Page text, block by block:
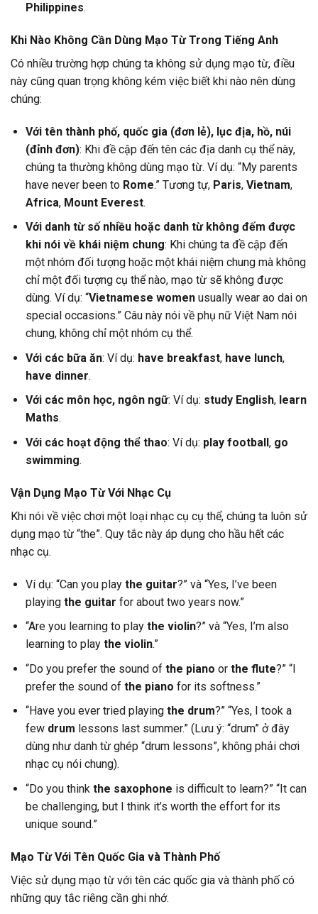
Philippines.
Khi Nào Không Cần Dùng Mạo Từ Trong Tiếng Anh
Có nhiều trường hợp chúng ta không sử dụng mạo từ, điều
này cũng quan trọng không kém việc biết khi nào nên dùng
chúng:
Với tên thành phố, quốc gia (đơn lẻ), lục địa, hồ, núi
(đỉnh đơn): Khi đề cập đến tên các địa danh cụ thể này,
chúng ta thường không dùng mạo từ. Ví dụ: “My parents
have never been to Rome.” Tương tự, Paris, Vietnam,
Africa, Mount Everest.
Với danh từ số nhiều hoặc danh từ không đếm được
khi nói về khái niệm chung: Khi chúng ta đề cập đến
một nhóm đối tượng hoặc một khái niệm chung mà không
chỉ một đối tượng cụ thể nào, mạo từ sẽ không được
dùng. Ví dụ: “Vietnamese womenusually wear ao dai on
special occasions.” Câu này nói về phụ nữ Việt Nam nói
chung, không chỉ một nhóm cụ thể.
Với các bữa ăn: Ví dụ: have breakfast, have lunch,
have dinner.
Với các môn học, ngôn ngữ: Ví dụ: study English, learn
Maths.
Với các hoạt động thể thao: Ví dụ: play football, go
swimming.
Vận Dụng Mạo Từ Với Nhạc Cụ
Khi nói về việc chơi một loại nhạc cụ cụ thể, chúng ta luôn sử
dụng mạo từ “the”. Quy tắc này áp dụng cho hầu hết các
nhạc cụ.
Ví dụ: “Can you play the guitar?” và “Yes, I’ve been
playing the guitar for about two years now.”
“Are you learning to play the violin?” và “Yes, I’m also
learning to play the violin.”
“Do you prefer the sound of the piano or the flute?” “I
prefer the sound of the piano for its softness.”
“Have you ever tried playing the drum?” “Yes, I took a
few drum lessons last summer.” (Lưu ý: “drum” ở đây
dùng như danh từ ghép “drum lessons”, không phải chơi
nhạc cụ nói chung).
“Do you think the saxophone is difficult to learn?” “It can
be challenging, but I think it’s worth the effort for its
unique sound.”
Mạo Từ Với Tên Quốc Gia và Thành Phố
Việc sử dụng mạo từ với tên các quốc gia và thành phố có
những quy tắc riêng cần ghi nhớ.